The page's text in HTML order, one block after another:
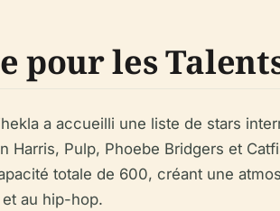
pour les
a accueilli une liste de stars
Harris, Pulp, Phoebe Bridgers et
totale de 600, créant une
au hip-hop.